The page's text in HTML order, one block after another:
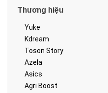
Thương hiệu
Yuke
Kdream
Toson Story
Azela
Asics
Agri Boost